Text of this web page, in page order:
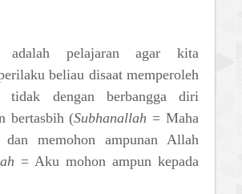
pelajaran agar kita
beliau disaat memperoleh
tidak dengan berbangga diri
bertasbih (Subhanallah = Maha
memohon ampunan Allah
= Aku mohon ampun kepada